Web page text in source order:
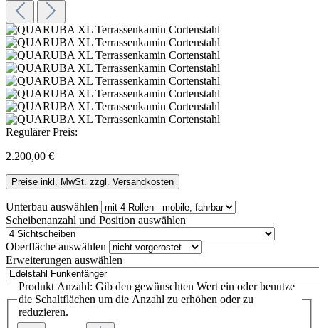
Regulärer Preis:
2.200,00 €
Preise inkl. MwSt. zzgl. Versandkosten
Unterbau auswählen
Scheibenanzahl und Position auswählen
Oberfläche auswählen
Erweiterungen auswählen
Produkt Anzahl: Gib den gewünschten Wert ein oder benutze
die Schaltflächen um die Anzahl zu erhöhen oder zu
reduzieren.